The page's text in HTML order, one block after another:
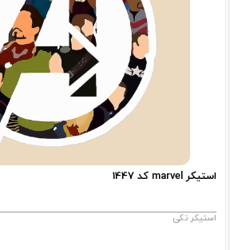
استیکر marvel کد 1447
استیکر تکی